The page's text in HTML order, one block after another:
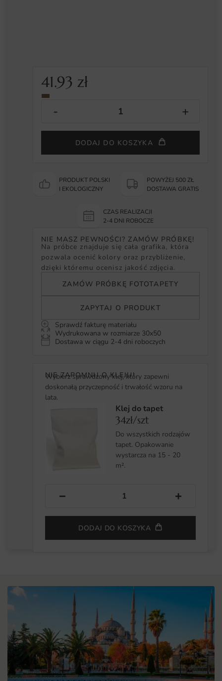
41.93zł
DODAJ DO KOSZYKA
PRODUKT POLSKI
I EKOLOGICZNY
POWYŻEJ 500 ZŁ
DOSTAWA GRATIS
CZAS REALIZACJI
2-4 DNI ROBOCZE
NIE MASZ PEWNOŚCI? ZAMÓW PRÓBKĘ!
Na próbce znajduje się cała grafika, która
pozwala ocenić kolory oraz przybliżenie,
dzięki któremu ocenisz jakość zdjęcia.
ZAMÓW PRÓBKĘ FOTOTAPETY
ZAPYTAJ O PRODUKT
Sprawdź fakturę materiału
Wydrukowana w rozmiarze 30x50
Dostawa w ciągu 2-4 dni roboczych
NIE ZAPOMNIJ O KLEJU!
Wybierz sprawdzony klej, który zapewni
doskonałą przyczepność i trwałość wzoru na
lata.
Klej do tapet
34zł/szt
Do wszystkich rodzajów
tapet. Opakowanie
wystarcza na 15 - 20
m².
− +
DODAJ DO KOSZYKA